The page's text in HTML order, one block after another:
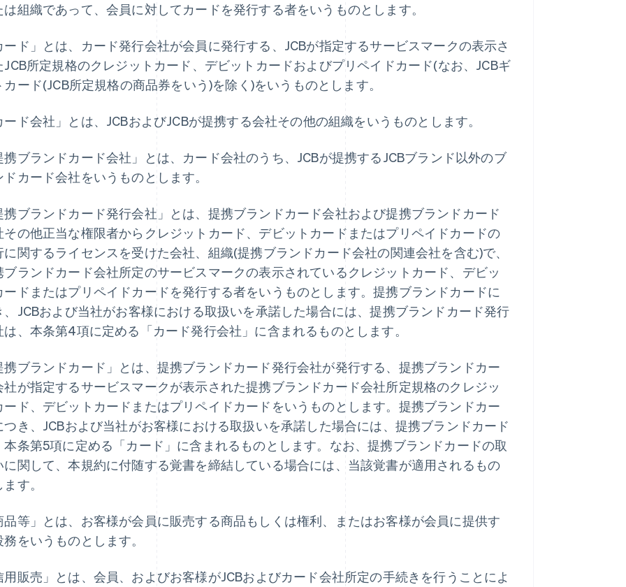
は組織であって、会員に対してカードを発行する者をいうものとします。
ード」とは、カード発行会社が会員に発行する、JCBが指定するサービスマークの表示さ
JCB所定規格のクレジットカード、デビットカードおよびプリペイドカード(なお、JCBギ
カード(JCB所定規格の商品券をいう)を除く)をいうものとします。
ード会社」とは、JCBおよびJCBが提携する会社その他の組織をいうものとします。
携ブランドカード会社」とは、カード会社のうち、JCBが提携するJCBブランド以外のブ
ドカード会社をいうものとします。
携ブランドカード発行会社」とは、提携ブランドカード会社および提携ブランドカード
その他正当な権限者からクレジットカード、デビットカードまたはプリペイドカードの
に関するライセンスを受けた会社、組織(提携ブランドカード会社の関連会社を含む)で、
ブランドカード会社所定のサービスマークの表示されているクレジットカード、デビッ
ードまたはプリペイドカードを発行する者をいうものとします。提携ブランドカードに
、JCBおよび当社がお客様における取扱いを承諾した場合には、提携ブランドカード発行
は、本条第4項に定める「カード発行会社」に含まれるものとします。
携ブランドカード」とは、提携ブランドカード発行会社が発行する、提携ブランドカー
社が指定するサービスマークが表示された提携ブランドカード会社所定規格のクレジッ
ード、デビットカードまたはプリペイドカードをいうものとします。提携ブランドカー
つき、JCBおよび当社がお客様における取扱いを承諾した場合には、提携ブランドカード
本条第5項に定める「カード」に含まれるものとします。なお、提携ブランドカードの取
に関して、本規約に付随する覚書を締結している場合には、当該覚書が適用されるもの
す。
品等」とは、お客様が会員に販売する商品もしくは権利、またはお客様が会員に提供す
務をいうものとします。
用販売」とは、会員、およびお客様がJCBおよびカード会社所定の手続きを行うことによ